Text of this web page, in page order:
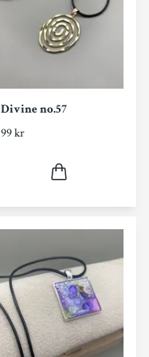
Divine no.57
99 kr